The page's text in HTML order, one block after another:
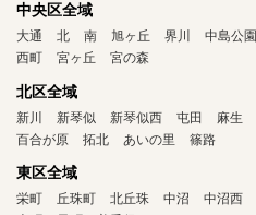
中央区全域
大通 北 南 旭ヶ丘 界川 中島公園
西町
宮ヶ丘 宮の森
北区全域
新川 新琴似 新琴似西 屯田 麻生
百合が原
拓北 あいの里 篠路
東区全域
栄町 丘珠町 北丘珠 中沼 中沼西